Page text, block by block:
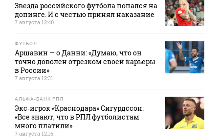
Звезда российского футбола попался на
допинге. И с честью принял наказание
7 августа 12:40
ФУТБОЛ
Аршавин — о Данни: «Думаю, что он
точно доволен отрезком своей карьеры
в России»
7 августа 12:31
АЛЬФА-БАНК РПЛ
Экс‑игрок «Краснодара» Сигурдссон:
«Все знают, что в РПЛ футболистам
много платили»
7 августа 12:16